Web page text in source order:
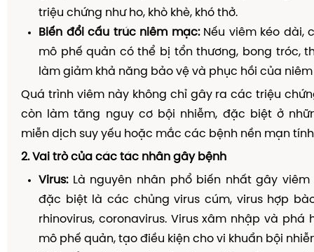
triệu chứng như ho, khò khè, khó thở.
Biến đổi cấu trúc niêm mạc:Nếu viêm kéo dài,
mô phế quản có thể bị tổn thương, bong tróc,
làm giảm khả năng bảo vệ và phục hồi của
Quá trình viêm này không chỉ gây ra các triệu
còn làm tăng nguy cơ bội nhiễm, đặc biệt ở
miễn dịch suy yếu hoặc mắc các bệnh nền mạn
2. Vai trò của các tác nhân gây bệnh
Virus:Là nguyên nhân phổ biến nhất gây viêm
đặc biệt là các chủng virus cúm, virus hợp
rhinovirus, coronavirus. Virus xâm nhập và phá
mô phế quản, tạo điều kiện cho vi khuẩn bội